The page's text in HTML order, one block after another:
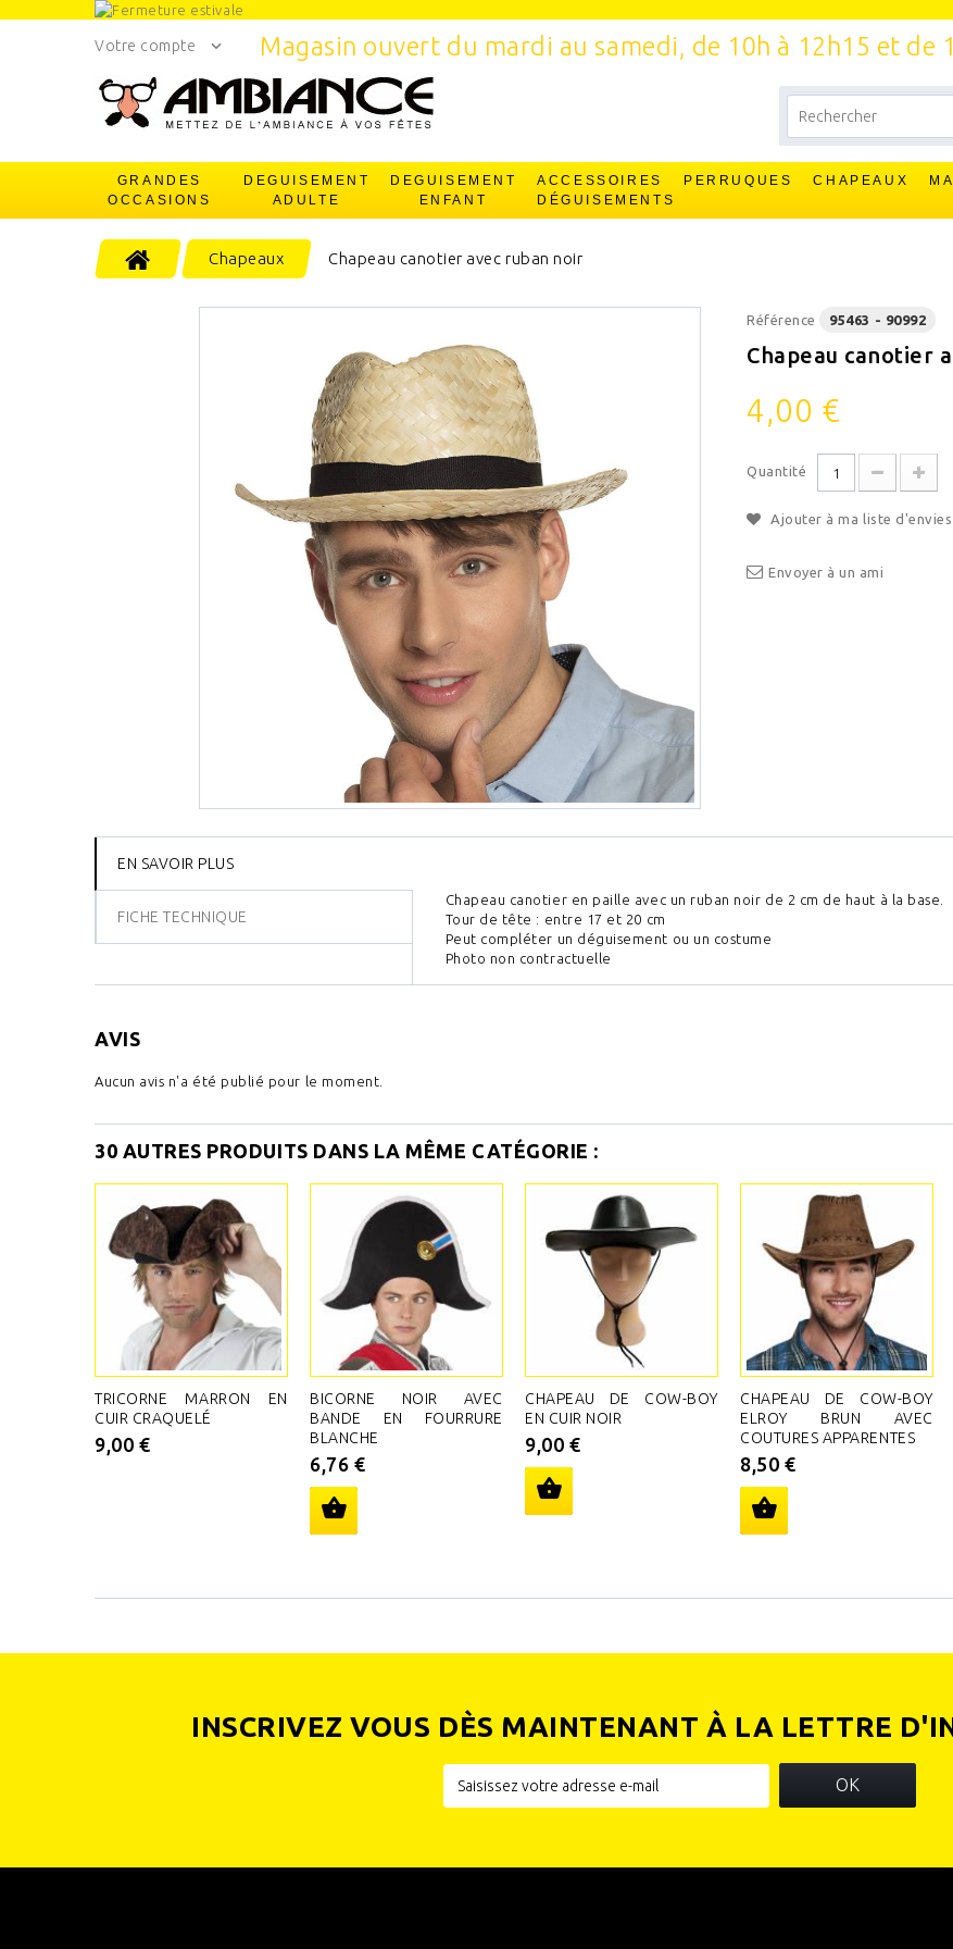
Votre compte Magasin ouvert du mardi au samedi, de 10h à 12h15 et de
GRANDES
OCCASIONS
DEGUISEMENT
ADULTE
DEGUISEMENT
ENFANT
ACCESSOIRES
DÉGUISEMENTS
PERRUQUES CHAPEAUX
Chapeaux Chapeau canotier avec ruban noir
Référence 95463 - 90992
Chapeau canotier
4,00 €
Quantité
Ajouter à ma liste d'envies
Envoyer à un ami
EN SAVOIR PLUS
FICHE TECHNIQUE
Chapeau canotier en paille avec un ruban noir de 2 cm de haut à la base.
Tour de tête : entre 17 et 20 cm
Peut compléter un déguisement ou un costume
Photo non contractuelle
AVIS
Aucun avis n'a été publié pour le moment.
30 AUTRES PRODUITS DANS LA MÊME CATÉGORIE :
TRICORNE MARRON EN
CUIR CRAQUELÉ
9,00 €
BICORNE NOIR AVEC
BANDE EN FOURRURE
BLANCHE
6,76 €
CHAPEAU DE COW-BOY
EN CUIR NOIR
9,00 €
CHAPEAU DE COW-BOY
ELROY BRUN AVEC
COUTURES APPARENTES
8,50 €
INSCRIVEZ VOUS DÈS MAINTENANT À LA LETTRE
OK